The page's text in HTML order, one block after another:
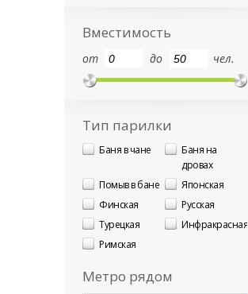
Вместимость
от до чел.
Тип парилки
Баня в чане
Баня на
дровах
Помыв в бане
Японская
Финская
Русская
Турецкая
Инфракрасная
Римская
Метро рядом